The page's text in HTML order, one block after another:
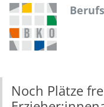
Noch Plätze